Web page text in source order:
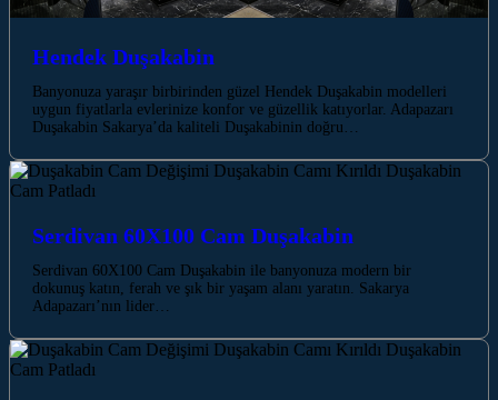
Hendek Duşakabin
Banyonuza yaraşır birbirinden güzel Hendek Duşakabin modelleri
uygun fiyatlarla evlerinize konfor ve güzellik katıyorlar. Adapazarı
Duşakabin Sakarya’da kaliteli Duşakabinin doğru…
Serdivan 60X100 Cam Duşakabin
Serdivan 60X100 Cam Duşakabin ile banyonuza modern bir
dokunuş katın, ferah ve şık bir yaşam alanı yaratın. Sakarya
Adapazarı’nın lider…